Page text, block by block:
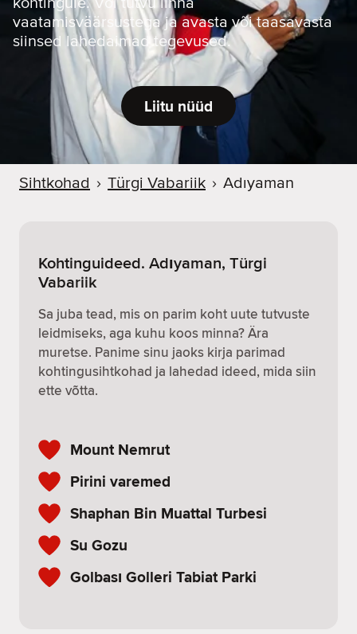
kohtingule. Või tutvu linna
vaatamisväärsustega ja avasta või taasavasta
siinsed lahedaimad tegevused.
Liitu nüüd
Sihtkohad › Türgi Vabariik › Adıyaman
Kohtinguideed. Adıyaman, Türgi
Vabariik
Sa juba tead, mis on parim koht uute tutvuste
leidmiseks, aga kuhu koos minna? Ära
muretse. Panime sinu jaoks kirja parimad
kohtingusihtkohad ja lahedad ideed, mida siin
ette võtta.
Mount Nemrut
Pirini varemed
Shaphan Bin Muattal Turbesi
Su Gozu
Golbası Golleri Tabiat Parki